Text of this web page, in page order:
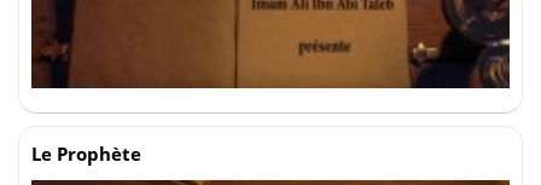
Le Prophète